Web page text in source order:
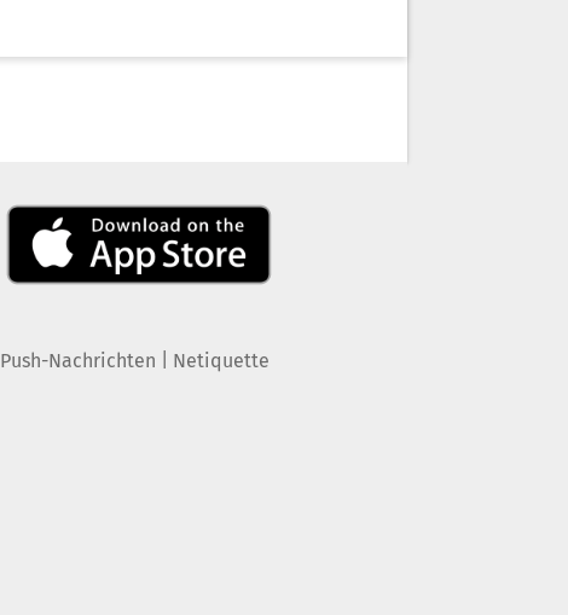
Push-Nachrichten Netiquette